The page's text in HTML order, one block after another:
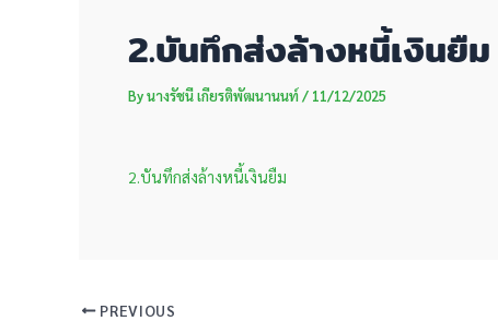
2.บันทึกส่งล้างหนี้เงินยืม
Byนางรัชนี เกียรติพัฒนานนท์/ 11/12/2025
2.บันทึกส่งล้างหนี้เงินยืม
PREVIOUS